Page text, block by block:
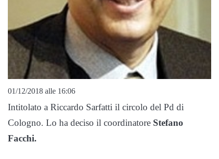
01/12/2018 alle 16:06
Intitolato a Riccardo Sarfatti il circolo del Pd di
Cologno. Lo ha deciso il coordinatore Stefano
Facchi.